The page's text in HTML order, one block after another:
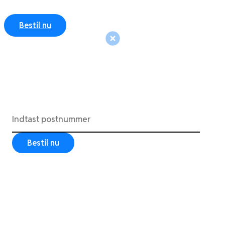
Bestil nu
Bestil nu